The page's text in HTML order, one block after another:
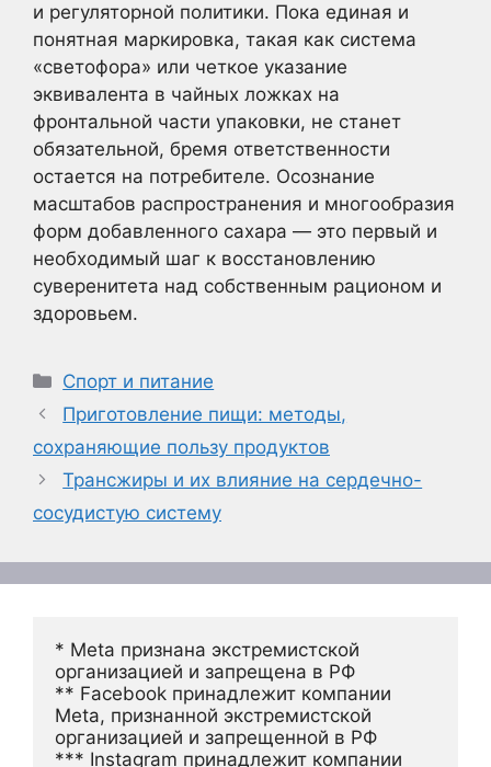
и регуляторной политики. Пока единая и
понятная маркировка, такая как система
«светофора» или четкое указание
эквивалента в чайных ложках на
фронтальной части упаковки, не станет
обязательной, бремя ответственности
остается на потребителе. Осознание
масштабов распространения и многообразия
форм добавленного сахара — это первый и
необходимый шаг к восстановлению
суверенитета над собственным рационом и
здоровьем.
Рубрики
Спорт и питание
Приготовление пищи: методы,
сохраняющие пользу продуктов
Трансжиры и их влияние на сердечно-
сосудистую систему
* Meta признана экстремистской
организацией и запрещена в РФ
** Facebook принадлежит компании
Meta, признанной экстремистской
организацией и запрещенной в РФ
*** Instagram принадлежит компании